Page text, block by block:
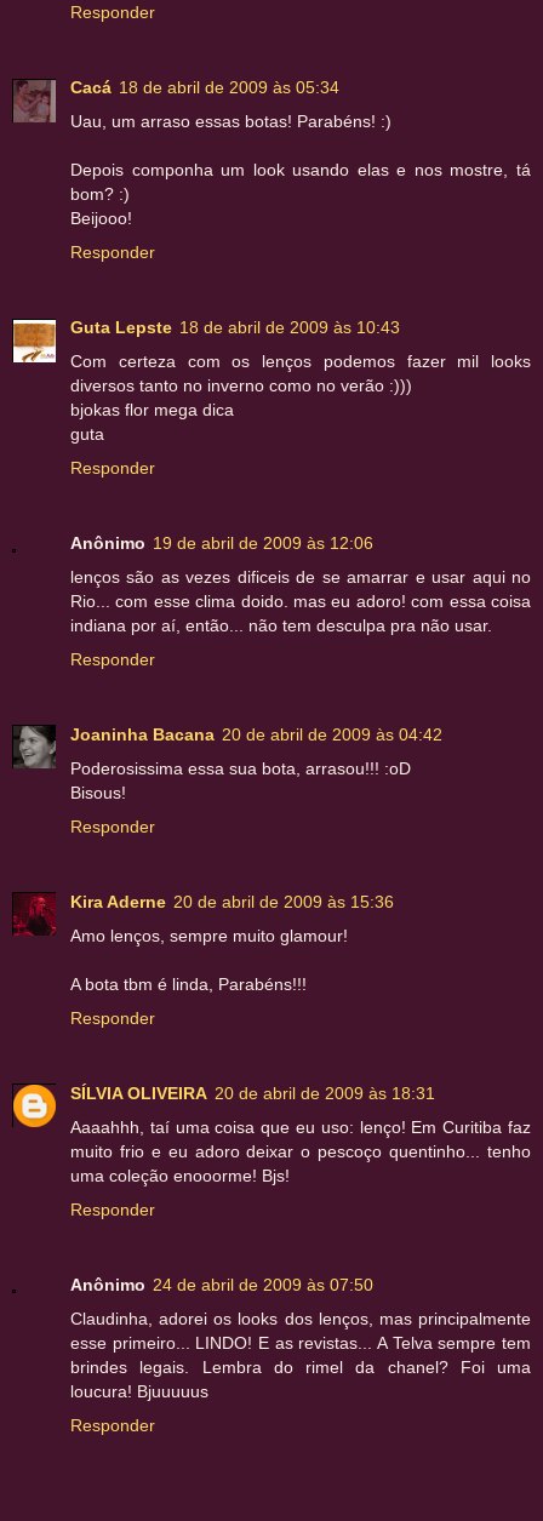
Responder
Cacá 18 de abril de 2009 às 05:34
Uau, um arraso essas botas! Parabéns! :)
Depois componha um look usando elas e nos mostre, tá
bom? :)
Beijooo!
Responder
Guta Lepste 18 de abril de 2009 às 10:43
Com certeza com os lenços podemos fazer mil looks
diversos tanto no inverno como no verão :)))
bjokas flor mega dica
guta
Responder
Anônimo 19 de abril de 2009 às 12:06
lenços são as vezes dificeis de se amarrar e usar aqui no
Rio... com esse clima doido. mas eu adoro! com essa coisa
indiana por aí, então... não tem desculpa pra não usar.
Responder
Joaninha Bacana 20 de abril de 2009 às 04:42
Poderosissima essa sua bota, arrasou!!! :oD
Bisous!
Responder
Kira Aderne 20 de abril de 2009 às 15:36
Amo lenços, sempre muito glamour!
A bota tbm é linda, Parabéns!!!
Responder
SÍLVIA OLIVEIRA 20 de abril de 2009 às 18:31
Aaaahhh, taí uma coisa que eu uso: lenço! Em Curitiba faz
muito frio e eu adoro deixar o pescoço quentinho... tenho
uma coleção enooorme! Bjs!
Responder
Anônimo 24 de abril de 2009 às 07:50
Claudinha, adorei os looks dos lenços, mas principalmente
esse primeiro... LINDO! E as revistas... A Telva sempre tem
brindes legais. Lembra do rimel da chanel? Foi uma
loucura! Bjuuuuus
Responder